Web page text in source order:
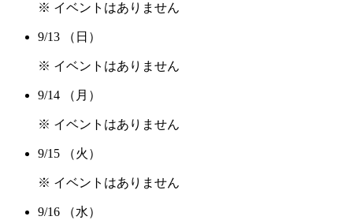
※ イベントはありません
9/13 （日）
※ イベントはありません
9/14 （月）
※ イベントはありません
9/15 （火）
※ イベントはありません
9/16 （水）